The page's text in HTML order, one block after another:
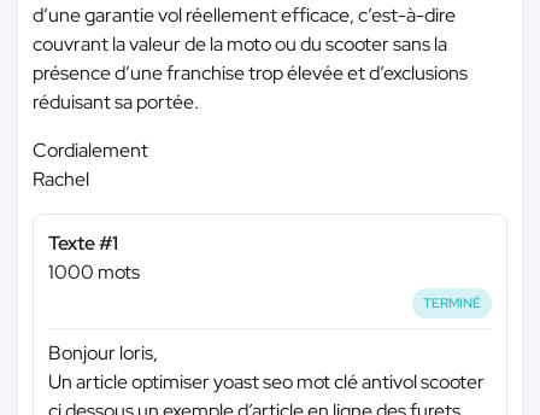
d’une garantie vol réellement efficace, c’est-à-dire
couvrant la valeur de la moto ou du scooter sans la
présence d’une franchise trop élevée et d’exclusions
réduisant sa portée.
Cordialement
Rachel
Texte #1
1000 mots
TERMINÉ
Bonjour loris,
Un article optimiser yoast seo mot clé antivol scooter